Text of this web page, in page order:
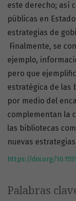
Palabras
este derecho; así
públicas en
estrategias de
Finalmente, se
ejemplo,
pero que
estratégica de las
por medio del
complementan la
las bibliotecas
nuevas
https://doi.org/